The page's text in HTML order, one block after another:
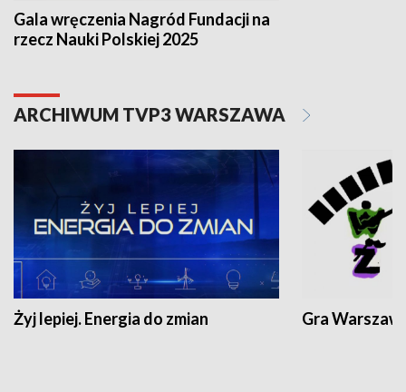
Gala wręczenia Nagród Fundacji na
rzecz Nauki Polskiej 2025
ARCHIWUM TVP3 WARSZAWA
Żyj lepiej. Energia do zmian Gra